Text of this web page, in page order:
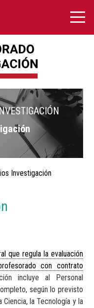
Investigación
que regula la evaluación
con contrato
incluye al Personal
según lo previsto
la Tecnología y la